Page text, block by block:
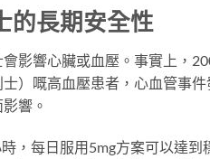
的長期安全性
影響心臟或血壓。事實上，
）嘅高血壓患者，心血管事
響。
，每日服用5mg方案可以達